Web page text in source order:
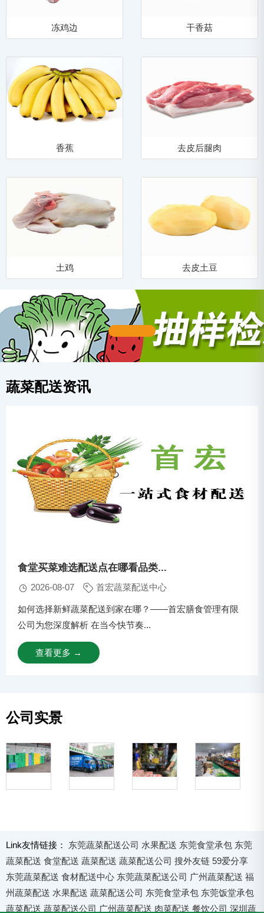
冻鸡边 干香菇
香蕉 去皮后腿肉
土鸡 去皮土豆
蔬菜配送资讯
食堂买菜难选配送点在哪看品类...
2026-08-07 首宏蔬菜配送中心
如何选择新鲜蔬菜配送到家在哪？——首宏膳食管理有限
公司为您深度解析 在当今快节奏...
查看更多 →
公司实景
Link友情链接： 东莞蔬菜配送公司 水果配送 东莞食堂承包 东莞
蔬菜配送 食堂配送 蔬菜配送 蔬菜配送公司 搜外友链 59爱分享
东莞蔬菜配送 食材配送中心 东莞蔬菜配送公司 广州蔬菜配送 福
州蔬菜配送 水果配送 蔬菜配送公司 东莞食堂承包 东莞饭堂承包
蔬菜配送 蔬菜配送公司 广州蔬菜配送 肉菜配送 餐饮公司 深圳蔬